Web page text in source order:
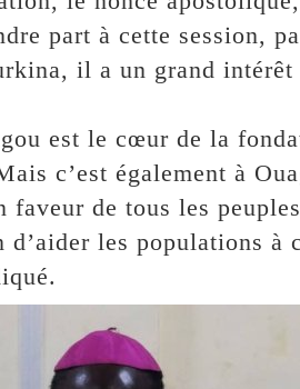
part à cette session,
il a un grand
est le cœur de la
c’est également à
de tous les
les populations à